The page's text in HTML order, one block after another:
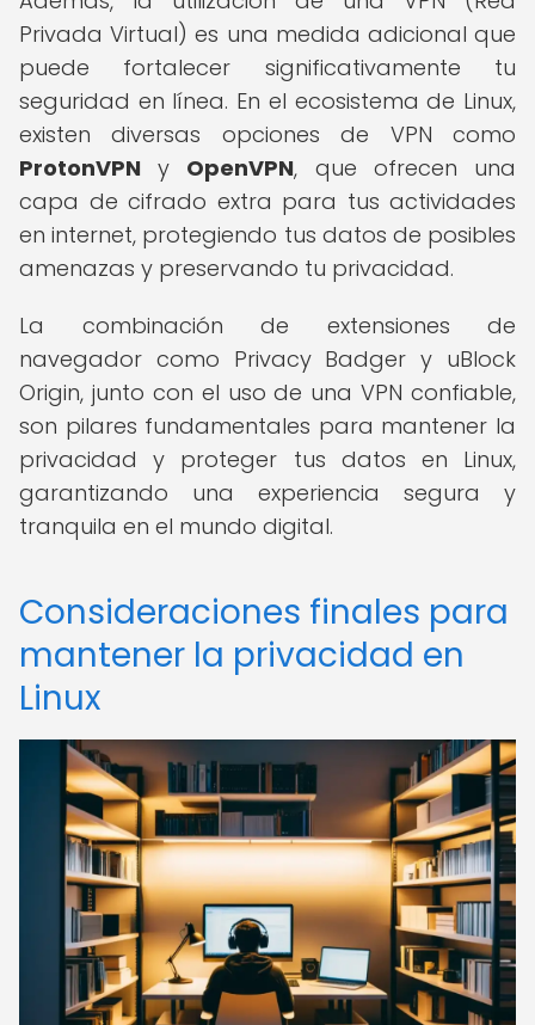
Privada Virtual) es una medida adicional que
puede fortalecer significativamente tu
seguridad en línea. En el ecosistema de Linux,
existen diversas opciones de VPN como
ProtonVPN y OpenVPN, que ofrecen una
capa de cifrado extra para tus actividades
en internet, protegiendo tus datos de posibles
amenazas y preservando tu privacidad.
La combinación de extensiones de
navegador como Privacy Badger y uBlock
Origin, junto con el uso de una VPN confiable,
son pilares fundamentales para mantener la
privacidad y proteger tus datos en Linux,
garantizando una experiencia segura y
tranquila en el mundo digital.
Consideraciones finales para
mantener la privacidad en
Linux